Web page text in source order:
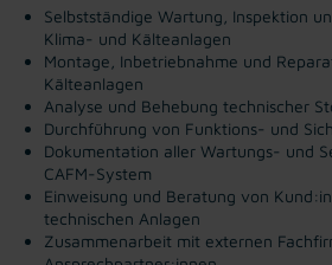
Selbstständige Wartung, Inspektion
Klima- und Kälteanlagen
Montage, Inbetriebnahme und
Kälteanlagen
Analyse und Behebung technischer
Durchführung von Funktions- und
Dokumentation aller Wartungs- und
CAFM-System
Einweisung und Beratung von
technischen Anlagen
Zusammenarbeit mit externen